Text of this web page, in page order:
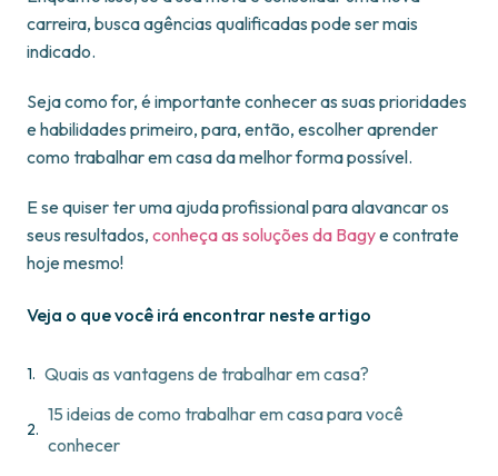
carreira, busca agências qualificadas pode ser mais
indicado.
Seja como for, é importante conhecer as suas prioridades
e habilidades primeiro, para, então, escolher aprender
como trabalhar em casa da melhor forma possível.
E se quiser ter uma ajuda profissional para alavancar os
seus resultados, conheça as soluções da Bagye contrate
hoje mesmo!
Veja o que você irá encontrar neste artigo
Quais as vantagens de trabalhar em casa?
15 ideias de como trabalhar em casa para você
conhecer